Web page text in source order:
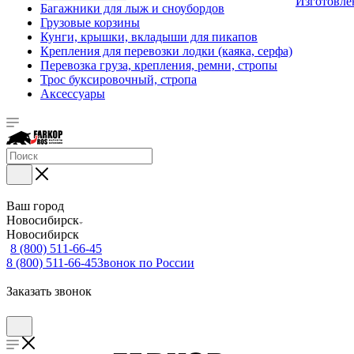
Багажники для лыж и сноубордов
Грузовые корзины
Кунги, крышки, вкладыши для пикапов
Крепления для перевозки лодки (каяка, серфа)
Перевозка груза, крепления, ремни, стропы
Трос буксировочный, стропа
Аксессуары
Ваш город
Новосибирск
Новосибирск
8 (800) 511-66-45
8 (800) 511-66-45Звонок по России
Заказать звонок